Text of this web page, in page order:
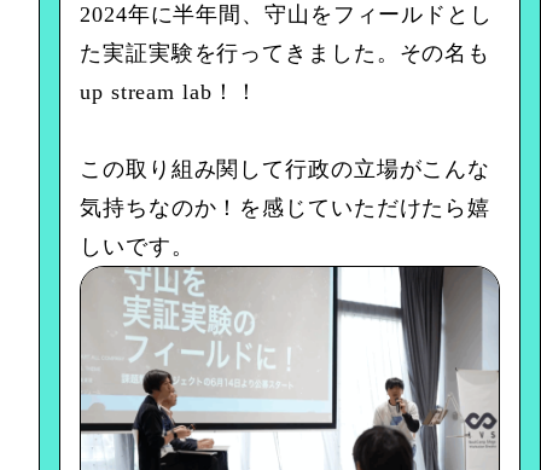
2024年に半年間、守山をフィールドとし
た実証実験を行ってきました。その名も
up stream lab！！
この取り組み関して行政の立場がこんな
気持ちなのか！を感じていただけたら嬉
しいです。